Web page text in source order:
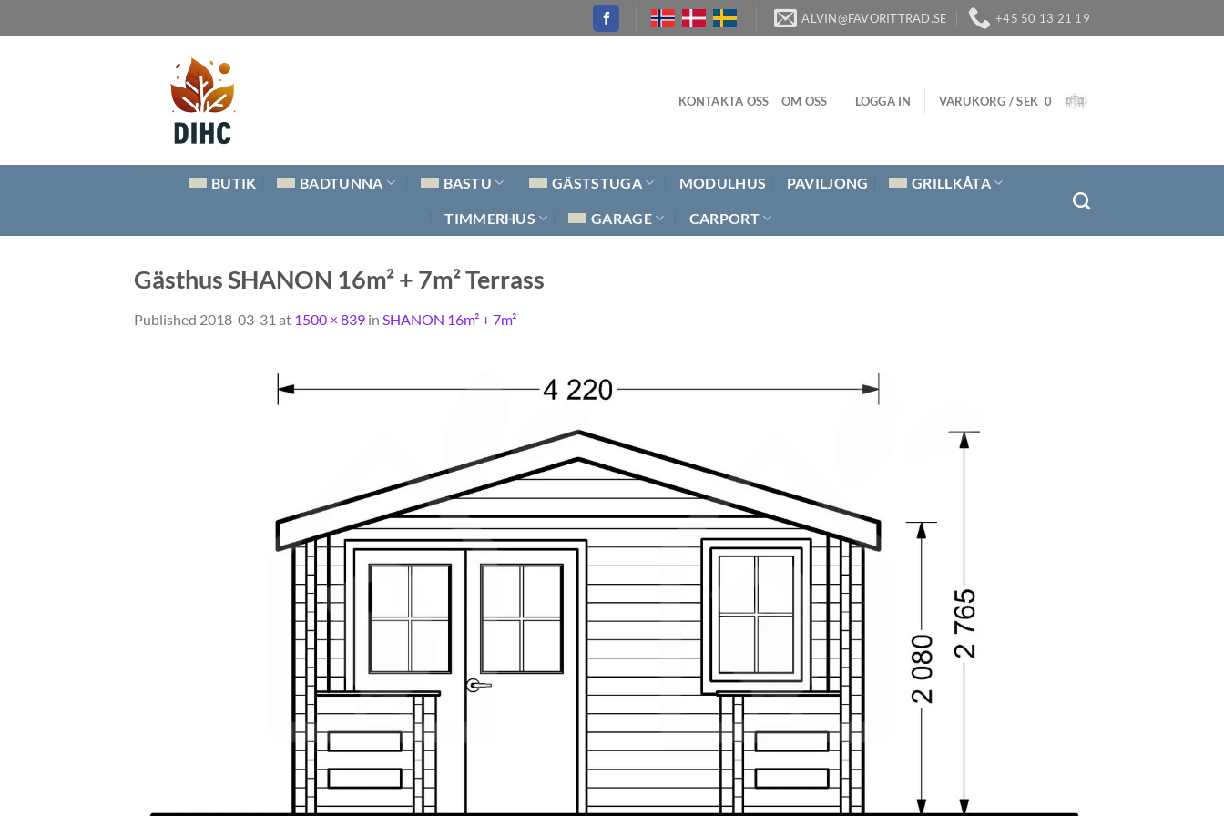
to
ALVIN@FAVORITTRAD.SE +45 50 13 21 19
KONTAKTA OSS OM OSS LOGGA IN VARUKORG /SEK 0
BUTIK BADTUNNA BASTU GÄSTSTUGA MODULHUS PAVILJONG GRILLKÅTA
TIMMERHUS GARAGE CARPORT
Gästhus SHANON 16m² + 7m² Terrass
Published 2018-03-31 at 1500 × 839 in SHANON 16m² + 7m²